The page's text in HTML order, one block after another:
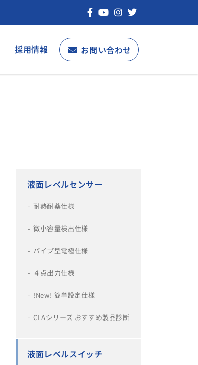
採用情報 お問い合わせ
液面レベルセンサー
耐熱耐薬仕様
微小容量検出仕様
パイプ型電極仕様
４点出力仕様
!New! 簡単設定仕様
CLAシリーズ おすすめ製品診断
液面レベルスイッチ